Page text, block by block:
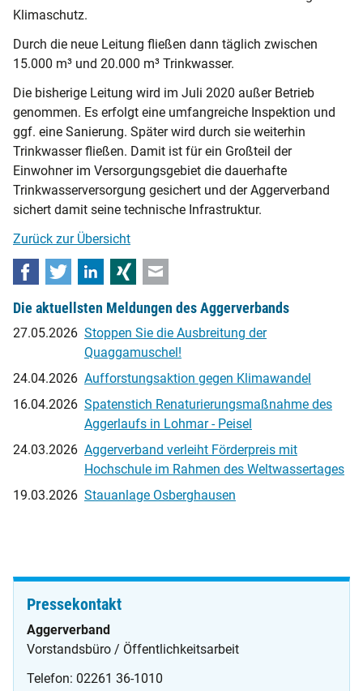
Klimaschutz.
Durch die neue Leitung fließen dann täglich zwischen
15.000 m³ und 20.000 m³ Trinkwasser.
Die bisherige Leitung wird im Juli 2020 außer Betrieb
genommen. Es erfolgt eine umfangreiche Inspektion und
ggf. eine Sanierung. Später wird durch sie weiterhin
Trinkwasser fließen. Damit ist für ein Großteil der
Einwohner im Versorgungsgebiet die dauerhafte
Trinkwasserversorgung gesichert und der Aggerverband
sichert damit seine technische Infrastruktur.
Zurück zur Übersicht
Facebook
Twitter LinkedInXing
Die aktuellsten Meldungen des Aggerverbands
27.05.2026 Stoppen Sie die Ausbreitung der
Quaggamuschel!
24.04.2026 Aufforstungsaktion gegen Klimawandel
16.04.2026 Spatenstich Renaturierungsmaßnahme des
Aggerlaufs in Lohmar - Peisel
24.03.2026 Aggerverband verleiht Förderpreis mit
Hochschule im Rahmen des Weltwassertages
19.03.2026 Stauanlage Osberghausen
Pressekontakt
Aggerverband
Vorstandsbüro / Öffentlichkeitsarbeit
Telefon: 02261 36-1010